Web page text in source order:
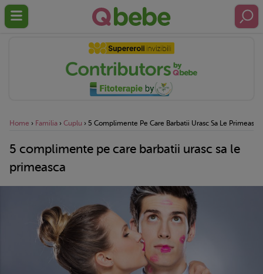
Home › Familia › Cuplu › 5 Complimente Pe Care Barbatii Urasc Sa Le Primeasca
5 complimente pe care barbatii urasc sa le
primeasca